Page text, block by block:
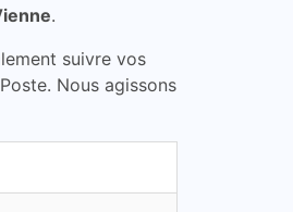
.
suivre vos
Nous agissons